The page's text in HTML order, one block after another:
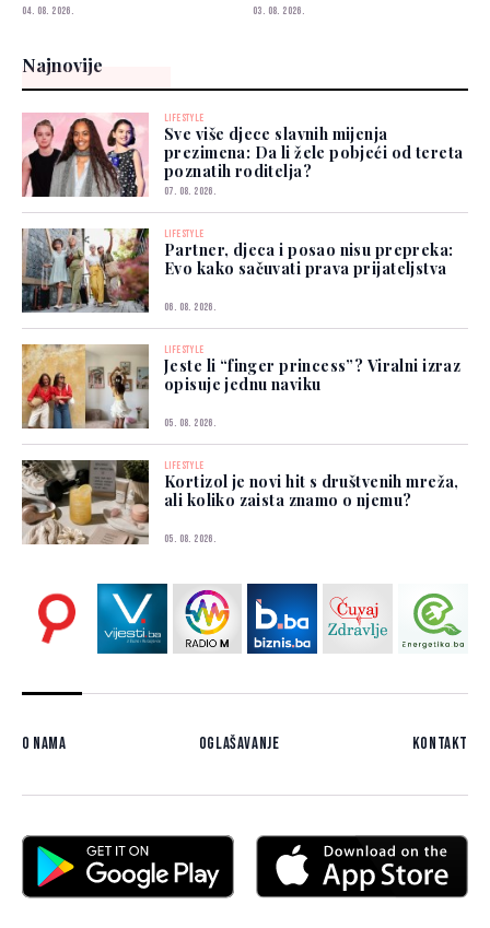
04. 08. 2026. 03. 08. 2026.
Najnovije
LIFESTYLE
Sve više djece slavnih mijenja
prezimena: Da li žele pobjeći od tereta
poznatih roditelja?
07. 08. 2026.
LIFESTYLE
Partner, djeca i posao nisu prepreka:
Evo kako sačuvati prava prijateljstva
06. 08. 2026.
LIFESTYLE
Jeste li “finger princess”? Viralni izraz
opisuje jednu naviku
05. 08. 2026.
LIFESTYLE
Kortizol je novi hit s društvenih mreža,
ali koliko zaista znamo o njemu?
05. 08. 2026.
O nama Oglašavanje Kontakt